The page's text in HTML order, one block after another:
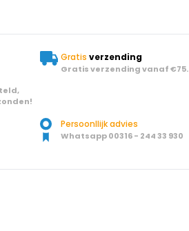
Gratis verzending
Gratis verzending vanaf €75.
Persoonllijk advies
Whatsapp 00316 - 244 33 930